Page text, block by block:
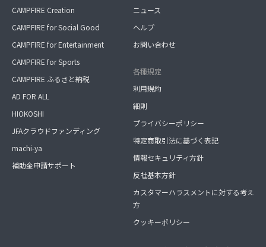
CAMPFIRE Creation
CAMPFIRE for Social Good
CAMPFIRE for Entertainment
CAMPFIRE for Sports
CAMPFIRE ふるさと納税
AD FOR ALL
HIOKOSHI
JFAクラウドファンディング
machi-ya
補助金申請サポート
ニュース
ヘルプ
お問い合わせ
各種規定
利用規約
細則
プライバシーポリシー
特定商取引法に基づく表記
情報セキュリティ方針
反社基本方針
カスタマーハラスメントに対する考え
方
クッキーポリシー